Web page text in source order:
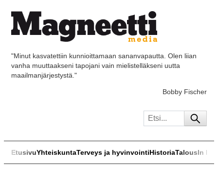
"Minut kasvatettiin kunnioittamaan sananvapautta. Olen liian
vanha muuttaakseni tapojani vain mielistelläkseni uutta
maailmanjärjestystä."
Bobby Fischer
EtusivuYhteiskuntaTerveys ja hyvinvointiHistoriaTalousIn